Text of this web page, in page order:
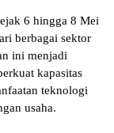
6 hingga 8 Mei
berbagai sektor
ini menjadi
kapasitas
teknologi
usaha.